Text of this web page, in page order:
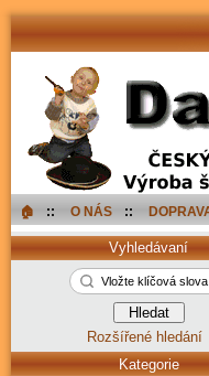
🏠︎ :: O NÁS ::
Vyhledávaní
Rozšířené hledání
Kategorie